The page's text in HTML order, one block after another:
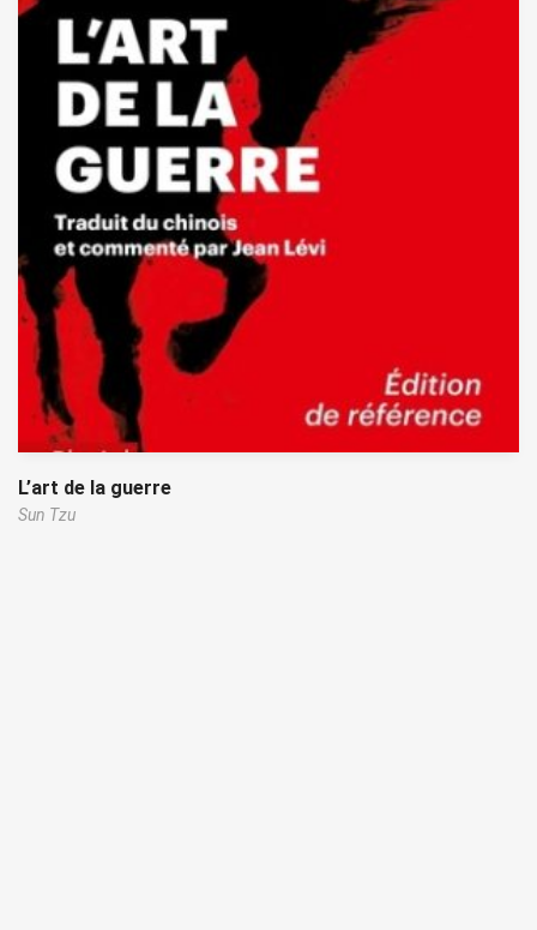
L’art de la guerre
Sun Tzu